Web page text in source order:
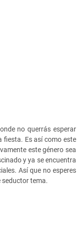
no querrás esperar
fiesta. Es así como este
este género sea
y ya se encuentra
Así que no esperes
seductor tema.